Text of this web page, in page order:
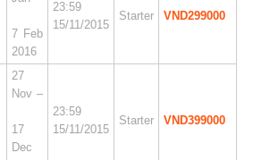
7 Feb
2016
23:59
15/11/2015
Starter VND299000
27
Nov –
17
Dec
23:59
15/11/2015
Starter VND399000